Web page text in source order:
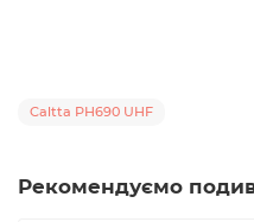
Caltta PH690 UHF
Рекомендуємо